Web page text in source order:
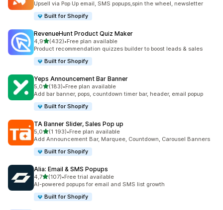
Upsell via Pop Up email, SMS popups,spin the wheel, newsletter
Built for Shopify
RevenueHunt Product Quiz Maker
4,9av 5 stjerner
(432)
Totalt 432 omtaler
•Free plan available
Product recommendation quizzes builder to boost leads & sales
Built for Shopify
Yeps Announcement Bar Banner
5,0av 5 stjerner
(183)
Totalt 183 omtaler
•Free plan available
Add bar banner, pops, countdown timer bar, header, email popup
Built for Shopify
TA Banner Slider, Sales Pop up
5,0av 5 stjerner
(1 193)
Totalt 1193 omtaler
•Free plan available
Add Announcement Bar, Marquee, Countdown, Carousel Banners
Built for Shopify
Alia: Email & SMS Popups
4,7av 5 stjerner
(107)
Totalt 107 omtaler
•Free trial available
AI-powered popups for email and SMS list growth
Built for Shopify